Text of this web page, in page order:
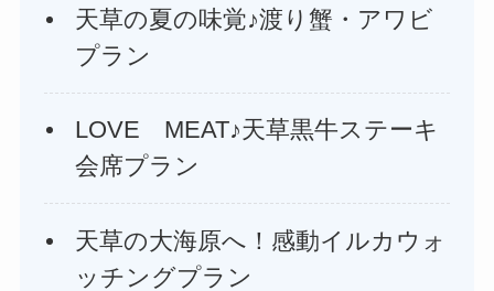
天草の夏の味覚♪渡り蟹・アワビ
プラン
LOVE MEAT♪天草黒牛ステーキ
会席プラン
天草の大海原へ！感動イルカウォ
ッチングプラン